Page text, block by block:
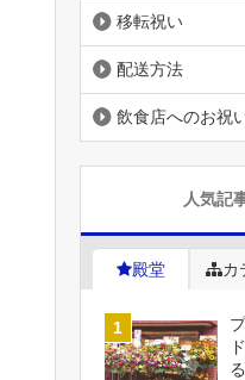
移転祝い
配送方法
飲食店へのお祝
人気記
殿堂 カ